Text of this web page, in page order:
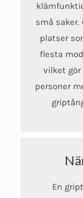
små saker.
platser
flesta
vilket gör
personer
En